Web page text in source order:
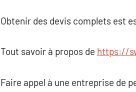
Obtenir des devis complets est
Tout savoir à propos de https://
Faire appel à une entreprise de